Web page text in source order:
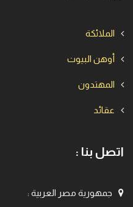
الملائكة
أوهن البيوت
المهتدون
عقائد
اتصل بنا :
جمهورية مصر العربية :